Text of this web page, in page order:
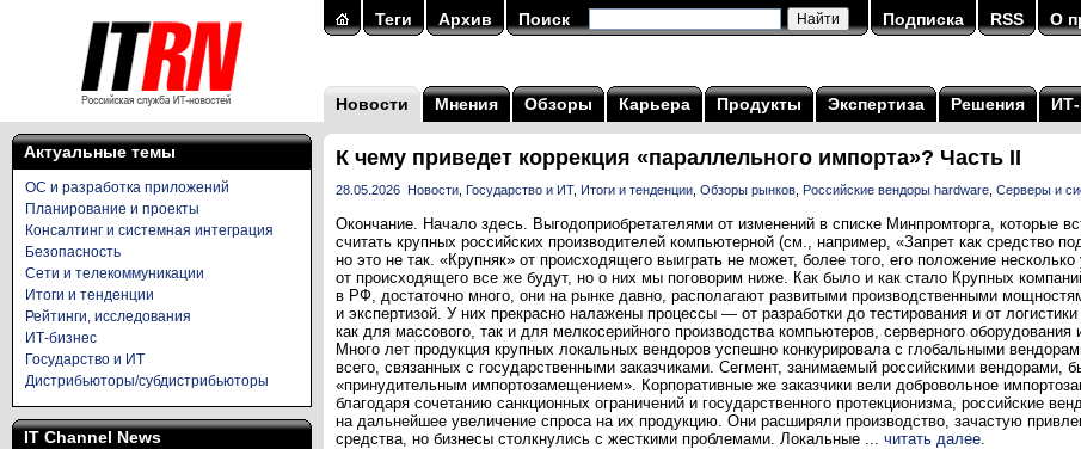
Теги Архив Поиск Подписка RSS О
Новости Мнения Обзоры Карьера Продукты Экспертиза Решения
Актуальные темы
ОС и разработка приложений
Планирование и проекты
Консалтинг и системная интеграция
Безопасность
Сети и телекоммуникации
Итоги и тенденции
Рейтинги, исследования
ИТ-бизнес
Государство и ИТ
Дистрибьюторы/субдистрибьюторы
IT Channel News
К чему приведет коррекция «параллельного импорта»? Часть II
28.05.2026 Новости Государство и ИТ, Итоги и тенденции Обзоры рынков Российские вендоры hardware Серверы и
Окончание. Начало здесь. Выгодоприобретателями от изменений в списке Минпромторга, которые
считать крупных российских производителей компьютерной (см., например, «Запрет как средство
но это не так. «Крупняк» от происходящего выиграть не может, более того, его положение
от происходящего все же будут, но о них мы поговорим ниже. Как было и как стало Крупных
в РФ, достаточно много, они на рынке давно, располагают развитыми производственными
и экспертизой. У них прекрасно налажены процессы — от разработки до тестирования и от
как для массового, так и для мелкосерийного производства компьютеров, серверного
Много лет продукция крупных локальных вендоров успешно конкурировала с глобальными
всего, связанных с государственными заказчиками. Сегмент, занимаемый российскими вендорами,
«принудительным импортозамещением». Корпоративные же заказчики вели добровольное
благодаря сочетанию санкционных ограничений и государственного протекционизма, российские
на дальнейшее увеличение спроса на их продукцию. Они расширяли производство, зачастую
средства, но бизнесы столкнулись с жесткими проблемами. Локальные ... читать далее.